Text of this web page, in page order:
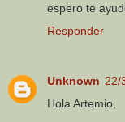
espero te
Responder
Unknown 22/
Hola Artemio,